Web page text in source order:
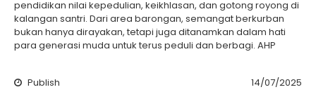
pendidikan nilai kepedulian, keikhlasan, dan gotong royong di
kalangan santri. Dari area barongan, semangat berkurban
bukan hanya dirayakan, tetapi juga ditanamkan dalam hati
para generasi muda untuk terus peduli dan berbagi. AHP
Publish
14/07/2025